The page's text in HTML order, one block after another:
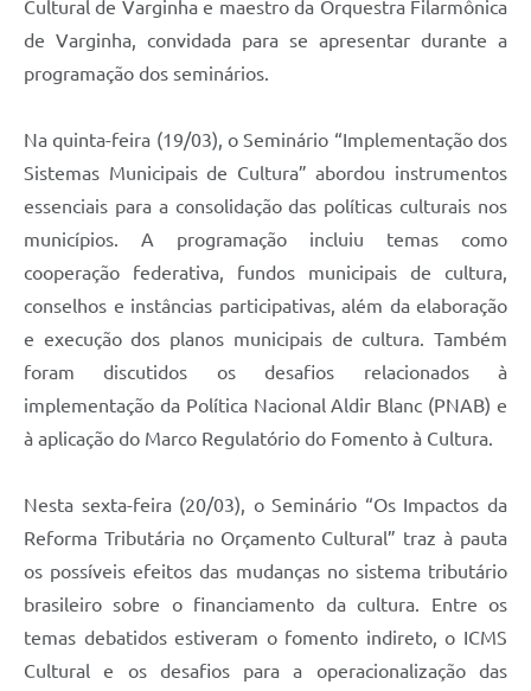
Cultural de Varginha e maestro da Orquestra Filarmônica
de Varginha, convidada para se apresentar durante a
programação dos seminários.
Na quinta-feira (19/03), o Seminário “Implementação dos
Sistemas Municipais de Cultura” abordou instrumentos
essenciais para a consolidação das políticas culturais nos
municípios. A programação incluiu temas como
cooperação federativa, fundos municipais de cultura,
conselhos e instâncias participativas, além da elaboração
e execução dos planos municipais de cultura. Também
foram discutidos os desafios relacionados à
implementação da Política Nacional Aldir Blanc (PNAB) e
à aplicação do Marco Regulatório do Fomento à Cultura.
Nesta sexta-feira (20/03), o Seminário “Os Impactos da
Reforma Tributária no Orçamento Cultural” traz à pauta
os possíveis efeitos das mudanças no sistema tributário
brasileiro sobre o financiamento da cultura. Entre os
temas debatidos estiveram o fomento indireto, o ICMS
Cultural e os desafios para a operacionalização das